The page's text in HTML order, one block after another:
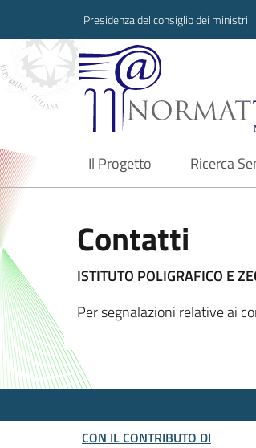
Presidenza del consiglio dei ministri
Il Progetto
current Ricerca
Contatti
ISTITUTO POLIGRAFICO E
Per segnalazioni relative ai
CON IL CONTRIBUTO DI